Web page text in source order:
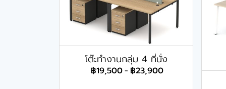
โต๊ะทำงานกลุ่ม 4 ที่นั่ง
฿19,500- ฿23,900